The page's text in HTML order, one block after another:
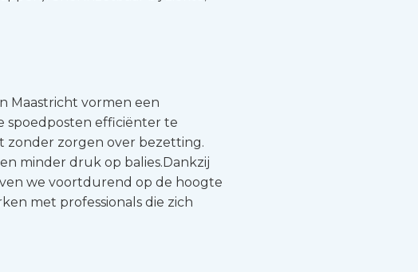
Maastricht vormen een
spoedposten efficiënter te
zorgen over bezetting.
minder druk op balies.Dankzij
we voortdurend op de hoogte
met professionals die zich